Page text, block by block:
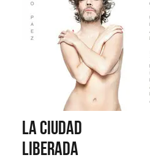
LA CIUDAD
LIBERADA